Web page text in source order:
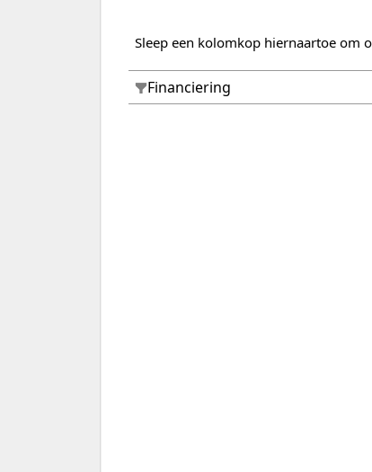
Sleep een kolomkop hiernaartoe om
Financiering